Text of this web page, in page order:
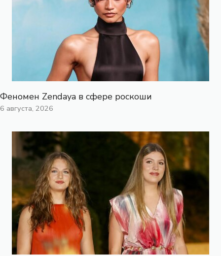
Феномен Zendaya в сфере роскоши
6 августа, 2026